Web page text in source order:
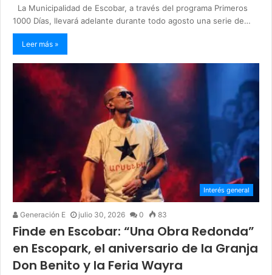
La Municipalidad de Escobar, a través del programa Primeros
1000 Días, llevará adelante durante todo agosto una serie de…
Leer más »
Interés general
Generación E julio 30, 2026 0 83
Finde en Escobar: “Una Obra Redonda”
en Escopark, el aniversario de la Granja
Don Benito y la Feria Wayra